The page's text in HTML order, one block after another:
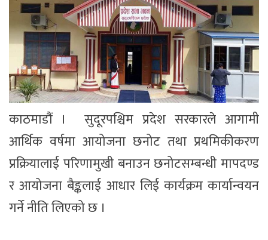
काठमाडौं । सुदूरपश्चिम प्रदेश सरकारले आगामी
आर्थिक वर्षमा आयोजना छनोट तथा प्रथमिकीकरण
प्रक्रियालाई परिणामुखी बनाउन छनोटसम्बन्धी मापदण्ड
र आयोजना बैङ्कलाई आधार लिई कार्यक्रम कार्यान्वयन
गर्ने नीति लिएको छ ।